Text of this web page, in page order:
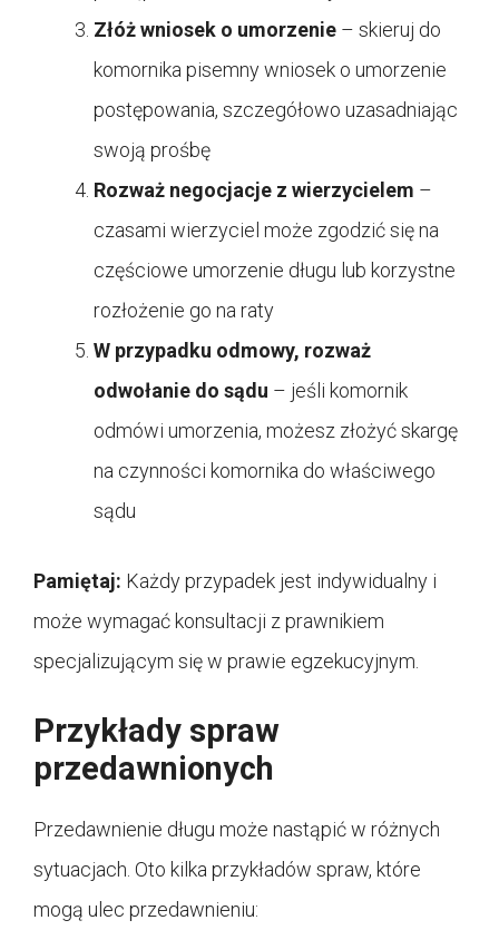
Złóż wniosek o umorzenie – skieruj do
komornika pisemny wniosek o umorzenie
postępowania, szczegółowo uzasadniając
swoją prośbę
Rozważ negocjacje z wierzycielem –
czasami wierzyciel może zgodzić się na
częściowe umorzenie długu lub korzystne
rozłożenie go na raty
W przypadku odmowy, rozważ
odwołanie do sądu – jeśli komornik
odmówi umorzenia, możesz złożyć skargę
na czynności komornika do właściwego
sądu
Pamiętaj: Każdy przypadek jest indywidualny i
może wymagać konsultacji z prawnikiem
specjalizującym się w prawie egzekucyjnym.
Przykłady spraw
przedawnionych
Przedawnienie długu może nastąpić w różnych
sytuacjach. Oto kilka przykładów spraw, które
mogą ulec przedawnieniu: